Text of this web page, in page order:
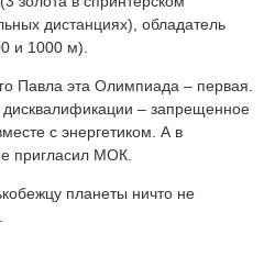
дистанциях), обладатель
и 1000 м).
Павла эта Олимпиада – первая.
– запрещенное
с энергетиком. А в
пригласил МОК.
планеты ничто не